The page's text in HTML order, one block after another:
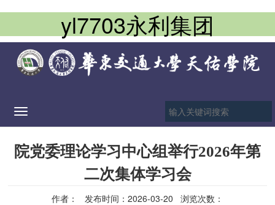
yl7703永利集团
Toggle
院党委理论学习中心组举行2026年第
二次集体学习会
作者： 发布时间：2026-03-20 浏览次数：